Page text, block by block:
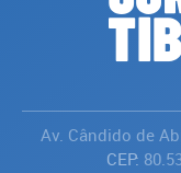
Av. Cândido de
CEP: